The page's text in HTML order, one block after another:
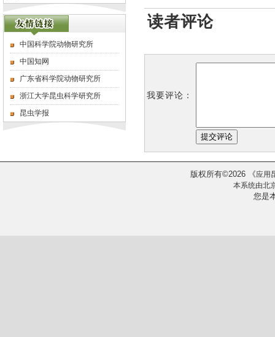
中国科学院动物研究所
中国知网
广东省科学院动物研究所
浙江大学昆虫科学研究所
昆虫学报
读者评论
我要评论：
版权所有©2026 《应用
本系统由北
您是